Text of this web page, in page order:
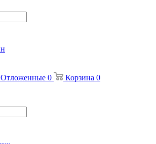
Отложенные 0 Корзина 0